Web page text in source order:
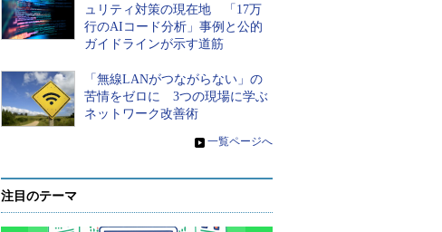
ュリティ対策の現在地 「17万
行のAIコード分析」事例と公的
ガイドラインが示す道筋
「無線LANがつながらない」の
苦情をゼロに 3つの現場に学ぶ
ネットワーク改善術
» 一覧ページへ
注目のテーマ